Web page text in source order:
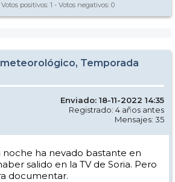
positivos: 1 - Votos negativos: 0
Temporada
Enviado: 18-11-2022 14:35
Registrado: 4 años antes
Mensajes: 35
ha nevado bastante en
salido en la TV de Soria. Pero
documentar.